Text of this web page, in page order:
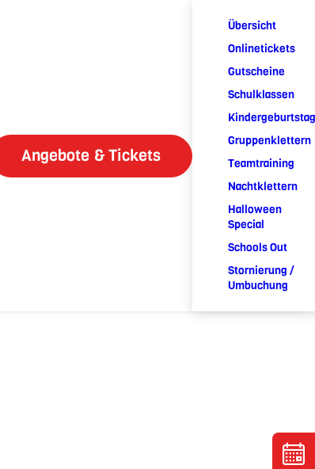
Angebote & Tickets
Übersicht
Onlinetickets
Gutscheine
Schulklassen
Kindergeburtstag
Gruppenklettern
Teamtraining
Nachtklettern
Halloween
Special
Schools Out
Stornierung /
Umbuchung